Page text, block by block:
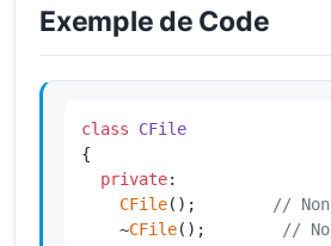
Exemple de Code
class
CFile
{
private:
CFile();
//
    ~
CFile();
//